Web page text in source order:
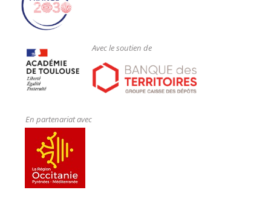
Avec le soutien de
En partenariat avec